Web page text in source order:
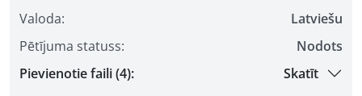
Valoda:
Latviešu
Pētījuma statuss:
Nodots
Pievienotie faili (4):
Skatīt